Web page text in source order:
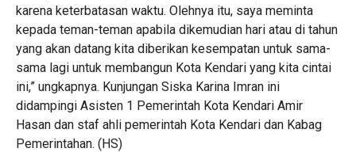
karena keterbatasan waktu. Olehnya itu, saya meminta
kepada teman-teman apabila dikemudian hari atau di tahun
yang akan datang kita diberikan kesempatan untuk sama-
sama lagi untuk membangun Kota Kendari yang kita cintai
ini,” ungkapnya. Kunjungan Siska Karina Imran ini
didampingi Asisten 1 Pemerintah Kota Kendari Amir
Hasan dan staf ahli pemerintah Kota Kendari dan Kabag
Pemerintahan. (HS)